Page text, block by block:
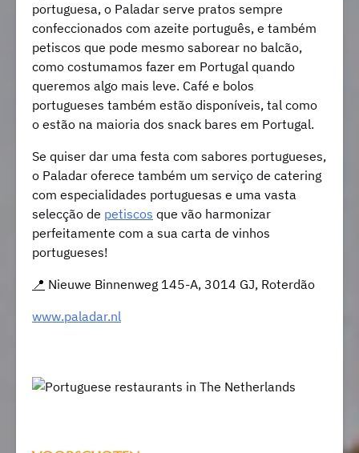
portuguesa, o Paladar serve pratos sempre
confeccionados com azeite português, e também
petiscos que pode mesmo saborear no balcão,
como costumamos fazer em Portugal quando
queremos algo mais leve. Café e bolos
portugueses também estão disponíveis, tal como
o estão na maioria dos snack bares em Portugal.
Se quiser dar uma festa com sabores portugueses,
o Paladar oferece também um serviço de catering
com especialidades portuguesas e uma vasta
selecção de petiscos que vão harmonizar
perfeitamente com a sua carta de vinhos
portugueses!
📍 Nieuwe Binnenweg 145-A, 3014 GJ, Roterdão
www.paladar.nl